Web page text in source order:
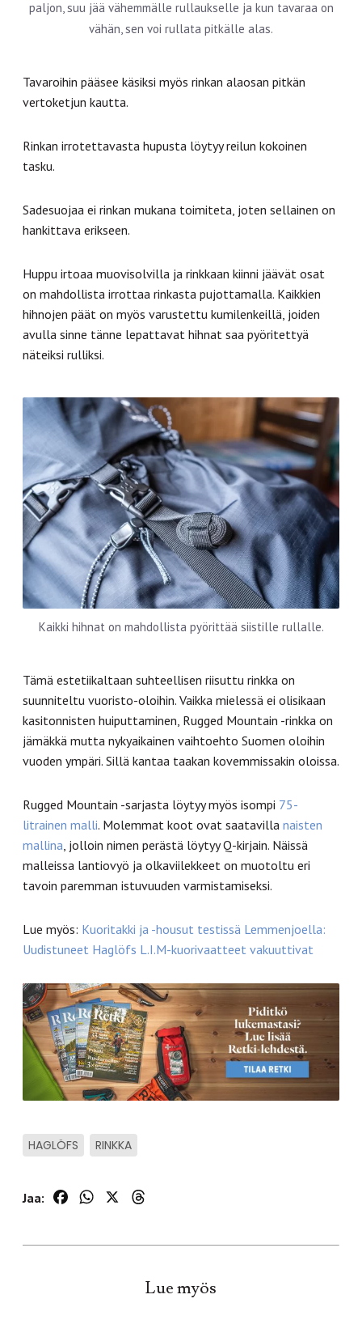
paljon, suu jää vähemmälle rullaukselle ja kun tavaraa on
vähän, sen voi rullata pitkälle alas.
Tavaroihin pääsee käsiksi myös rinkan alaosan pitkän
vertoketjun kautta.
Rinkan irrotettavasta hupusta löytyy reilun kokoinen
tasku.
Sadesuojaa ei rinkan mukana toimiteta, joten sellainen on
hankittava erikseen.
Huppu irtoaa muovisolvilla ja rinkkaan kiinni jäävät osat
on mahdollista irrottaa rinkasta pujottamalla. Kaikkien
hihnojen päät on myös varustettu kumilenkeillä, joiden
avulla sinne tänne lepattavat hihnat saa pyöritettyä
näteiksi rulliksi.
Kaikki hihnat on mahdollista pyörittää siistille rullalle.
Tämä estetiikaltaan suhteellisen riisuttu rinkka on
suunniteltu vuoristo-oloihin. Vaikka mielessä ei olisikaan
kasitonnisten huiputtaminen, Rugged Mountain -rinkka on
jämäkkä mutta nykyaikainen vaihtoehto Suomen oloihin
vuoden ympäri. Sillä kantaa taakan kovemmissakin oloissa.
Rugged Mountain -sarjasta löytyy myös isompi 75-
litrainen malli. Molemmat koot ovat saatavilla naisten
mallina, jolloin nimen perästä löytyy Q-kirjain. Näissä
malleissa lantiovyö ja olkaviilekkeet on muotoltu eri
tavoin paremman istuvuuden varmistamiseksi.
Lue myös: Kuoritakki ja -housut testissä Lemmenjoella:
Uudistuneet Haglöfs L.I.M-kuorivaatteet vakuuttivat
HAGLÖFS RINKKA
Jaa: FacebookWhatsApp
Lue myös